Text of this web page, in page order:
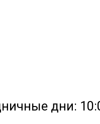
дни: